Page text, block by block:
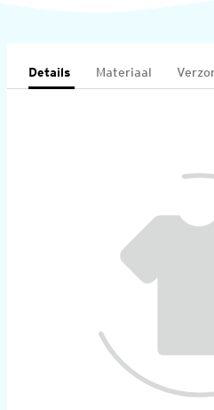
Details Materiaal